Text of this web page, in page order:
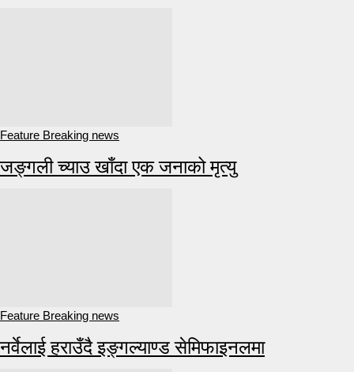
Feature Breaking news
जङ्गली च्याउ खाँदा एक जनाको मृत्यु
Feature Breaking news
नर्वेलाई हराउँदै इङ्गल्याण्ड सेमिफाइनलमा